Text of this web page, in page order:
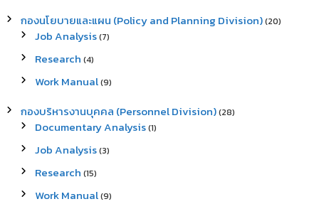
กองนโยบายและแผน (Policy and Planning Division)(20)
Job Analysis(7)
Research (4)
Work Manual(9)
กองบริหารงานบุคคล (Personnel Division)(28)
Documentary Analysis(1)
Job Analysis(3)
Research (15)
Work Manual(9)